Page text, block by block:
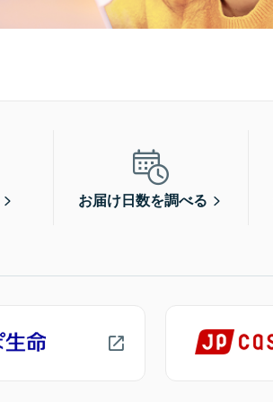
お届け日数を調べる